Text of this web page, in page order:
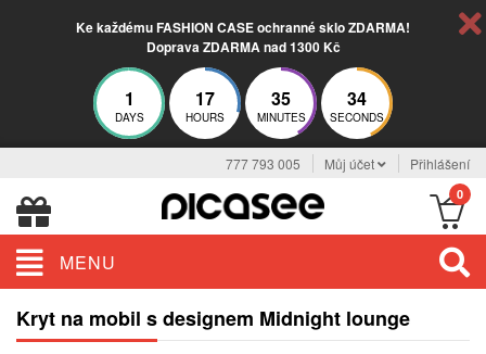
Ke každému FASHION CASE ochranné sklo ZDARMA!
Doprava ZDARMA nad 1300 Kč
1
DAYS
17
HOURS
35
MINUTES
33
SECONDS
777 793 005 Můj účet Přihlášení
0
MENU
Kryt na mobil s designem Midnight lounge